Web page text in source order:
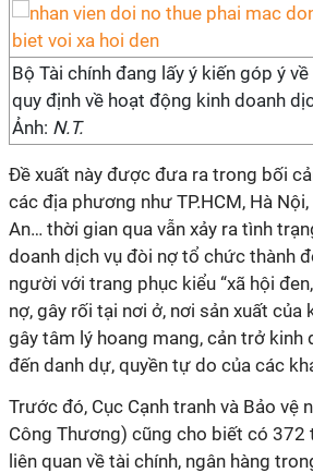
Bộ Tài chính đang lấy ý kiến góp ý
quy định về hoạt động kinh doanh
Ảnh: N.T.
Đề xuất này được đưa ra trong bối
các địa phương như TP.HCM, Hà
An… thời gian qua vẫn xảy ra tình
doanh dịch vụ đòi nợ tổ chức thành
người với trang phục kiểu “xã hội
nợ, gây rối tại nơi ở, nơi sản xuất của
gây tâm lý hoang mang, cản trở kinh
đến danh dự, quyền tự do của các
Trước đó, Cục Cạnh tranh và Bảo vệ
Công Thương) cũng cho biết có 372
liên quan về tài chính, ngân hàng